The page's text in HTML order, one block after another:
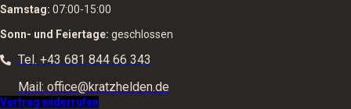
Samstag: 07:00-15:00
Sonn- und Feiertage: geschlossen
Tel. +43 681 844 66 343
Mail: office@kratzhelden.de
Vertrag widerrufen